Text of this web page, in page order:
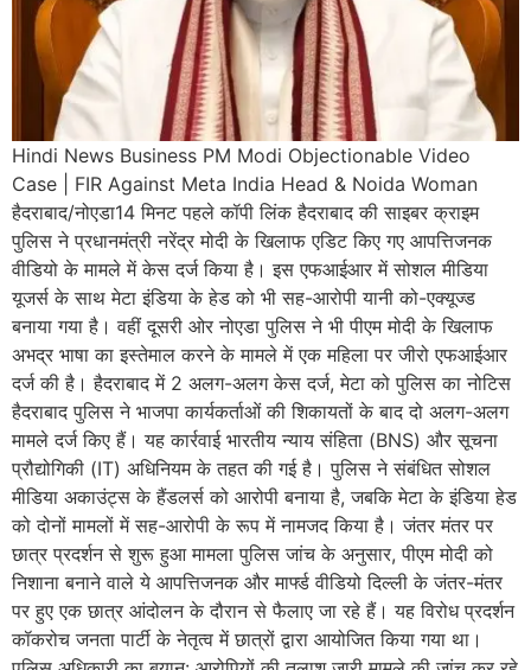
Hindi News Business PM Modi Objectionable Video
Case | FIR Against Meta India Head & Noida Woman
हैदराबाद/नोएडा14 मिनट पहले कॉपी लिंक हैदराबाद की साइबर क्राइम
पुलिस ने प्रधानमंत्री नरेंद्र मोदी के खिलाफ एडिट किए गए आपत्तिजनक
वीडियो के मामले में केस दर्ज किया है। इस एफआईआर में सोशल मीडिया
यूजर्स के साथ मेटा इंडिया के हेड को भी सह-आरोपी यानी को-एक्यूज्ड
बनाया गया है। वहीं दूसरी ओर नोएडा पुलिस ने भी पीएम मोदी के खिलाफ
अभद्र भाषा का इस्तेमाल करने के मामले में एक महिला पर जीरो एफआईआर
दर्ज की है। हैदराबाद में 2 अलग-अलग केस दर्ज, मेटा को पुलिस का नोटिस
हैदराबाद पुलिस ने भाजपा कार्यकर्ताओं की शिकायतों के बाद दो अलग-अलग
मामले दर्ज किए हैं। यह कार्रवाई भारतीय न्याय संहिता (BNS) और सूचना
प्रौद्योगिकी (IT) अधिनियम के तहत की गई है। पुलिस ने संबंधित सोशल
मीडिया अकाउंट्स के हैंडलर्स को आरोपी बनाया है, जबकि मेटा के इंडिया हेड
को दोनों मामलों में सह-आरोपी के रूप में नामजद किया है। जंतर मंतर पर
छात्र प्रदर्शन से शुरू हुआ मामला पुलिस जांच के अनुसार, पीएम मोदी को
निशाना बनाने वाले ये आपत्तिजनक और मार्फ्ड वीडियो दिल्ली के जंतर-मंतर
पर हुए एक छात्र आंदोलन के दौरान से फैलाए जा रहे हैं। यह विरोध प्रदर्शन
कॉकरोच जनता पार्टी के नेतृत्व में छात्रों द्वारा आयोजित किया गया था।